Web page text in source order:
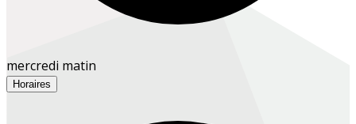
mercredi matin
Horaires